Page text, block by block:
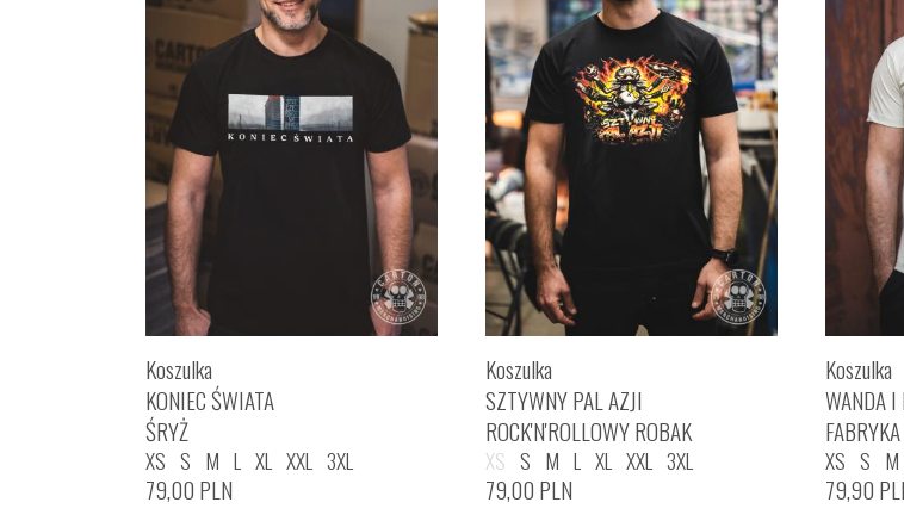
Koszulka
KONIEC ŚWIATA
ŚRYŻ
XS S M L XL XXL 3XL
79,00 PLN
Koszulka
SZTYWNY PAL AZJI
ROCK'N'ROLLOWY ROBAK
XS S M L XL XXL 3XL
79,00 PLN
Koszulka
WANDA I
XS S M
79,90